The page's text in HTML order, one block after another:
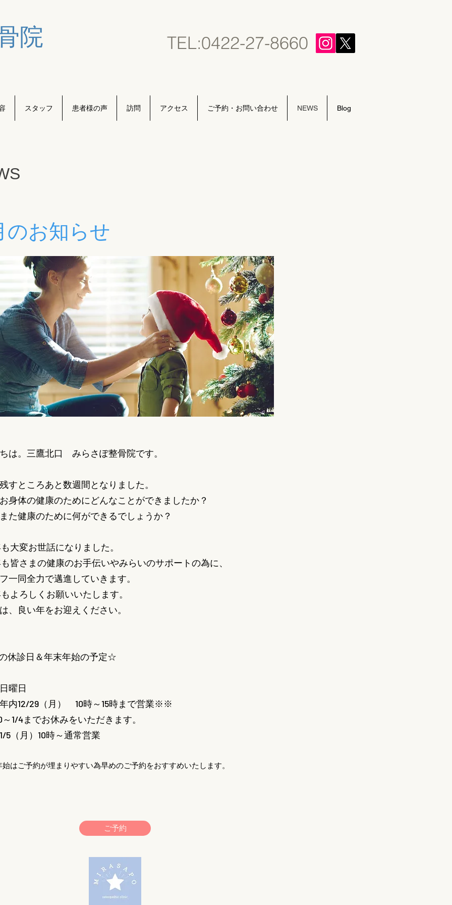
院 TEL:0422-27-8660
スタッフ 患者様の声 訪問 アクセス ご予約・お問い合わせ NEWS Blog
のお知らせ
は。三鷹北口 みらさぽ整骨院です。
すところあと数週間となりました。
身体の健康のためにどんなことができましたか？
た健康のために何ができるでしょうか？
大変お世話になりました。
皆さまの健康のお手伝いやみらいのサポートの為に、
一同全力で邁進していきます。
よろしくお願いいたします。
、良い年をお迎えください。
休診日＆年末年始の予定☆
曜日
内12/29（月） 10時～15時まで営業※※
～1/4までお休みをいただきます。
5（月）10時～通常営業
はご予約が埋まりやすい為早めのご予約をおすすめいたします。
ご予約